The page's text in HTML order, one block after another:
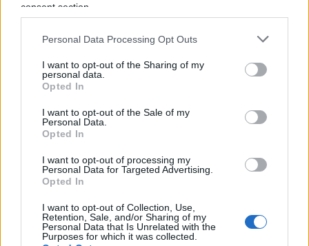
consent section.
Personal Data Processing Opt Outs
I want to opt-out of the Sharing of my
personal data.
Opted In
I want to opt-out of the Sale of my
Personal Data.
Opted In
I want to opt-out of processing my
Personal Data for Targeted Advertising.
Opted In
I want to opt-out of Collection, Use,
Retention, Sale, and/or Sharing of my
Personal Data that Is Unrelated with the
Purposes for which it was collected.
Proprio guardando al futuro, abbiamo chiesto a
Palazzari quali aspettative ci siano sul Li-Fi,
avveniristica tecnologia di trasmissione dati che
utilizza la luce visibile per fornire connessioni
basato su onde radio. “Non sarà il futuro
prossimo”, ha illustrato l’Ad di Nemo Lighting. “È
una tecnologia che esiste già, ma non è matura da
nessun punto di vista. Il nostro mondo – ha
concluso – deve ancora assorbire in maniera